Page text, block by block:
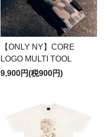
【ONLY NY】CORE
LOGO MULTI TOOL
9,900円(税900円)